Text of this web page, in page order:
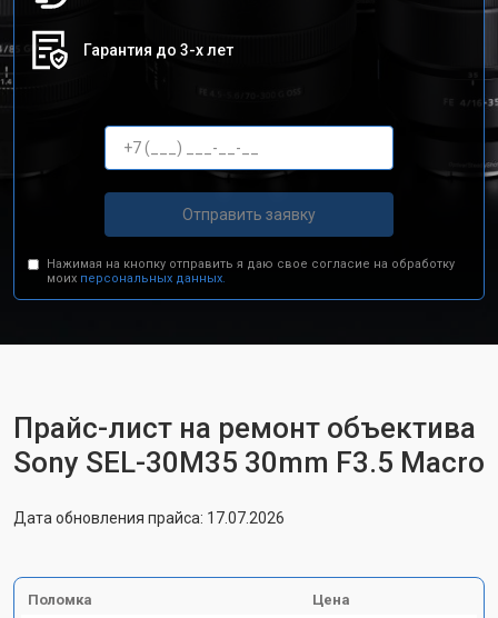
Гарантия до 3-х лет
Отправить заявку
Нажимая на кнопку отправить я даю свое согласие на обработку
моих персональных данных.
Прайс-лист на ремонт объектива
Sony SEL-30M35 30mm F3.5 Macro
Дата обновления прайса: 17.07.2026
Поломка Цена